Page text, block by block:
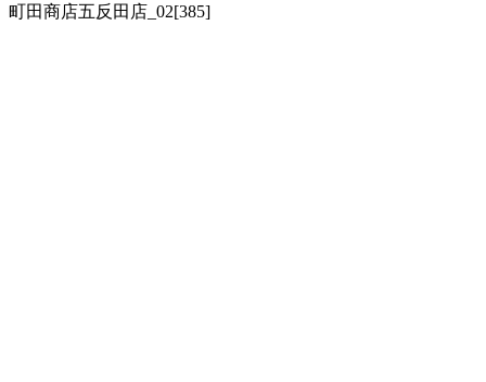
町田商店五反田店_02[385]